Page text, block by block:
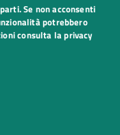
Se non acconsenti
potrebbero
consulta la privacy